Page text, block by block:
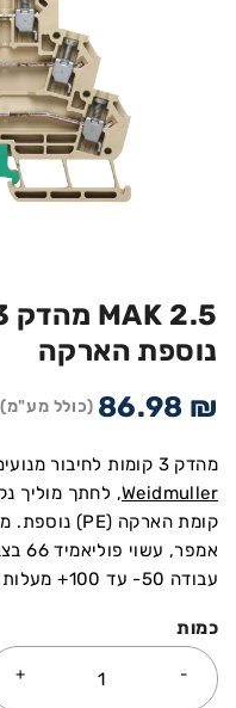
נוספת הארקה
86.98 ₪ (כולל מע"מ)
מהדק 3 קומות לחיבור מנועים דגם MAK 2.5 מסדרת W, מתוצרת
Weidmuller
עבודה 50- עד 100+ מעלות, להרכבה על פס דין TS35.
כמות